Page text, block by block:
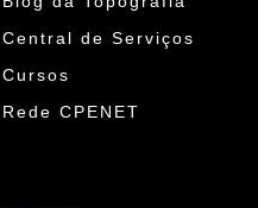
Central de Serviços
Cursos
Rede CPENET